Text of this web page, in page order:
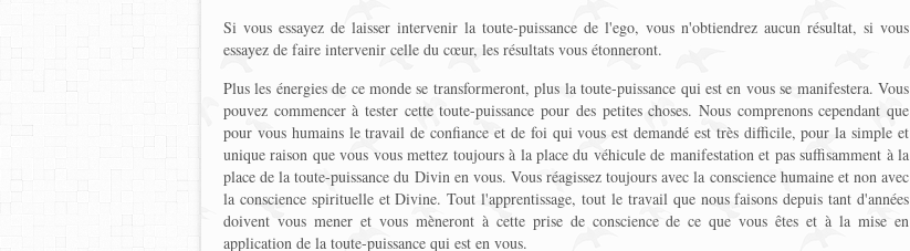
Si vous essayez de laisser intervenir la toute-puissance de l'ego, vous n'obtiendrez aucun résultat, si vous
essayez de faire intervenir celle du cœur, les résultats vous étonneront.
Plus les énergies de ce monde se transformeront, plus la toute-puissance qui est en vous se manifestera. Vous
pouvez commencer à tester cette toute-puissance pour des petites choses. Nous comprenons cependant que
pour vous humains le travail de confiance et de foi qui vous est demandé est très difficile, pour la simple et
unique raison que vous vous mettez toujours à la place du véhicule de manifestation et pas suffisamment à la
place de la toute-puissance du Divin en vous. Vous réagissez toujours avec la conscience humaine et non avec
la conscience spirituelle et Divine. Tout l'apprentissage, tout le travail que nous faisons depuis tant d'années
doivent vous mener et vous mèneront à cette prise de conscience de ce que vous êtes et à la mise en
application de la toute-puissance qui est en vous.